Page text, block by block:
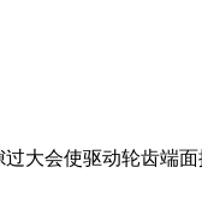
过大会使驱动轮齿端